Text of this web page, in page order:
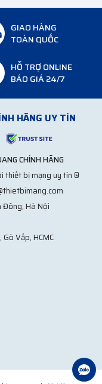
GIAO HÀNG
TOÀN QUỐC
HỖ TRỢ ONLINE
BÁO GIÁ 24/7
HÃNG UY TÍN
CHÍNH HÃNG
thiết bị mạng uy tín ®
Đông, Hà Nội
Vấp, HCMC